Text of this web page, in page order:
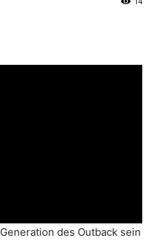
des Outback sein